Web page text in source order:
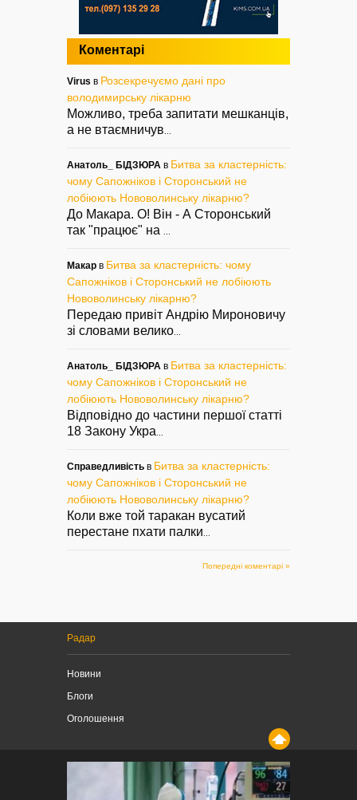
Коментарі
Virus в Розсекречуємо дані про
володимирську лікарню
Можливо, треба запитати мешканців,
а не втаємничув
Анатоль_ БІДЗЮРА в Битва за кластерність:
чому Сапожніков і Сторонський не
лобіюють Нововолинську лікарню?
До Макара. О! Він - А Сторонський
так "працює" на
Макар в Битва за кластерність: чому
Сапожніков і Сторонський не лобіюють
Нововолинську лікарню?
Передаю привіт Андрію Мироновичу
зі словами велико
Анатоль_ БІДЗЮРА в Битва за кластерність:
чому Сапожніков і Сторонський не
лобіюють Нововолинську лікарню?
Відповідно до частини першої статті
18 Закону Укра
Справедливість в Битва за кластерність:
чому Сапожніков і Сторонський не
лобіюють Нововолинську лікарню?
Коли вже той таракан вусатий
перестане пхати палки
Попередні коментарі »
Радар
Новини
Блоги
Оголошення